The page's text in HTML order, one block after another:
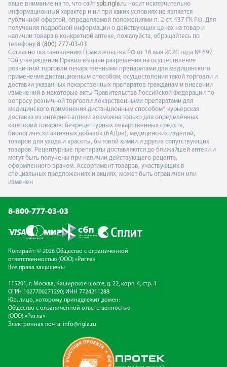
ваше внимание на то, что сайт spb.rigla.ru носит исключительно
информационный характер и ни при каких условиях не является
публичной офертой, определяемой положениями п. 2 ст. 437 ГК РФ. Для
получения подробной информации о действующих ценах на товар и
наличии товара в конкретной аптеке, пожалуйста, обращайтесь по
телефону 8 (800) 777-03-03
Согласно постановлению Правительства РФ от 16 мая 2020 года № 697
"Об утверждении Правил выдачи разрешения на осуществление
розничной торговли лекарственными препаратами для медицинского
применения дистанционным способом, осуществления такой торговли и
доставки указанных лекарственных препаратов гражданам и внесении
изменений в некоторые акты Правительства Российской Федерации по
вопросу розничной торговли лекарственными препаратами для
медицинского применения дистанционным способом", курьерская
доставка из интернет-аптеки возможна только для определённых
категорий товаров: безрецептурных лекарственных средств,
биологически активных добавок (БАДов), медицинских изделий,
товаров для ухода и красоты, бытовой химии и других сопутствующих
товаров. Рецептурные препараты доставляются до ближайшей аптеки и
могут быть получены при наличии действующего рецепта,
оформленного врачом. Ассортимент товаров, участвующих в
специальных предложениях и акциях, может быть ограничен или
изменен
8-800-777-03-03
Копирайт: © 2026 Общество с ограниченной
ответственностью (ООО) «Ригла»
Все права защищены
115201, г. Москва, Каширское шоссе, д. 22, корп. 4, стр. 1
ОГРН 1027700271290; ИНН 7724211288
Юр. лицо, которому принадлежит домен:
Общество с ограниченной ответственностью
(ООО) «Ригла»
Электронная почта: info@rigla.ru